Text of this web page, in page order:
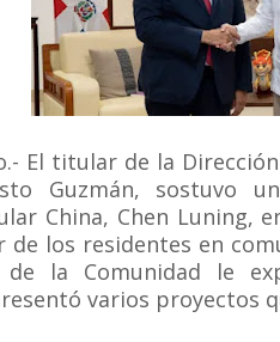
El titular de la
Guzmán, sostuvo
China, Chen
de los residentes en
de la Comunidad le
varios proyectos